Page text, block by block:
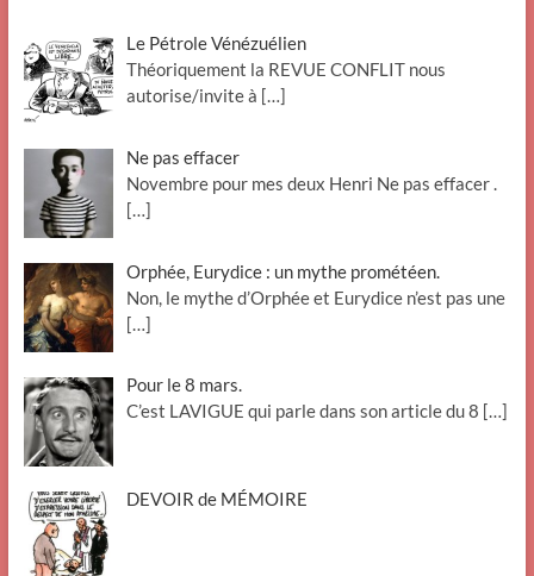
Le Pétrole Vénézuélien
Théoriquement la REVUE CONFLIT nous
autorise/invite à […]
Ne pas effacer
Novembre pour mes deux Henri Ne pas effacer .
[…]
Orphée, Eurydice : un mythe prométéen.
Non, le mythe d’Orphée et Eurydice n’est pas une
[…]
Pour le 8 mars.
C’est LAVIGUE qui parle dans son article du 8 […]
DEVOIR de MÉMOIRE